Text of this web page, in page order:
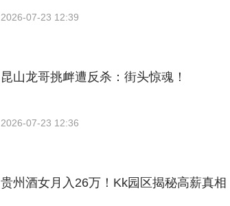
2026-07-23 12:39
昆山龙哥挑衅遭反杀：街头惊魂！
2026-07-23 12:36
贵州酒女月入26万！Kk园区揭秘高薪真相